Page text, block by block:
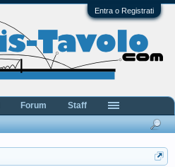
Entra o Registrati
Forum Staff